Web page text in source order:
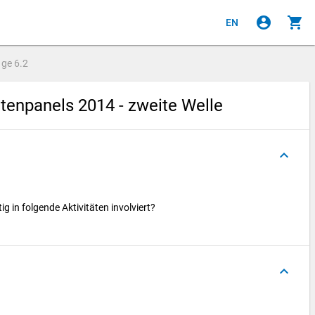
EN account_circle shopping_cart
6.2
2014 - zweite Welle
keyboard_arrow_up
in folgende Aktivitäten involviert?
keyboard_arrow_up